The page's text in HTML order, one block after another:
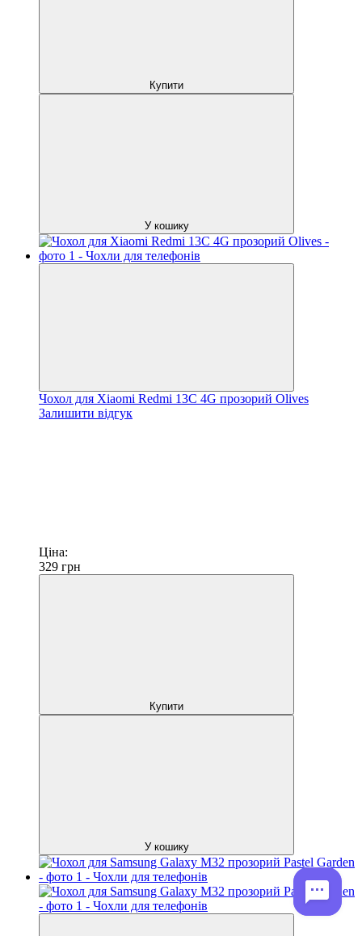
Купити
У кошику
Чохол для Xiaomi Redmi 13C 4G прозорий Olives
Залишити відгук
Ціна:
329 грн
Купити
У кошику